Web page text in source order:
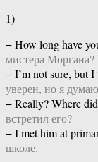
1)
− How long have
мистера Моргана?
− I’m not sure, but
уверен, но я
− Really? Where
встретил его?
− I met him at
школе.